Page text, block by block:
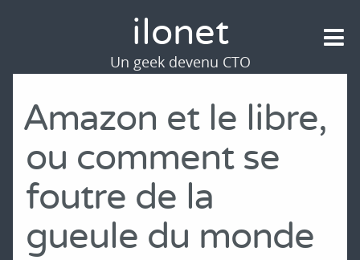
Amazon et le libre,
ou comment se
foutre de la
gueule du monde
ilonet
Un geek devenu CTO